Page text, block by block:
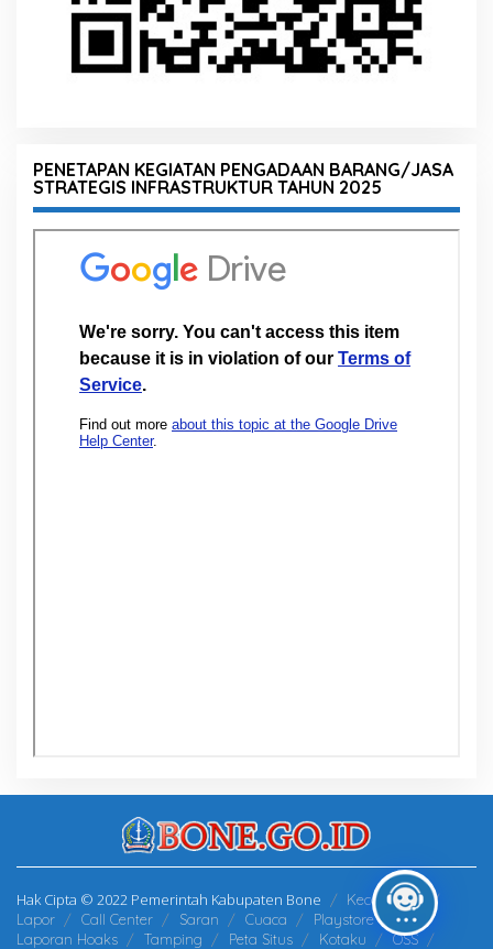
PENETAPAN KEGIATAN PENGADAAN BARANG/JASA
STRATEGIS INFRASTRUKTUR TAHUN 2025
Hak Cipta © 2022 Pemerintah Kabupaten Bone
Kecamatan
Lapor
Call Center Saran Cuaca
Playstore
Laporan Hoaks
Tamping Peta Situs Kotaku OSS